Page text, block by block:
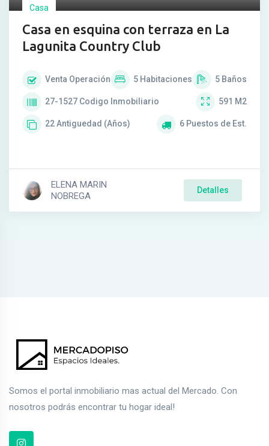
Casa
Casa en esquina con terraza en La
Lagunita Country Club
Venta Operación 5 Habitaciones 5 Baños
27-1527 Codigo Inmobiliario 591 M2
22Antiguedad (Años) 6 Puestos de Est.
ELENA MARIN
NOBREGA
Detalles
Somos el portal inmobiliario mas actual del Mercado. Con
nosotros podrás encontrar tu hogar ideal!